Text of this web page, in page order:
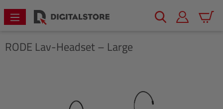
springen
RODE Lav-Headset – Large